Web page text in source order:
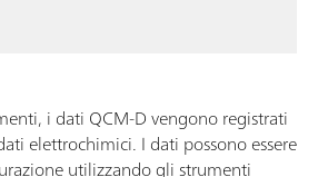
i dati QCM-D vengono registrati
elettrochimici. I dati possono essere
utilizzando gli strumenti